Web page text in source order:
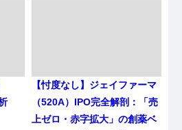
【忖度なし】ジェイファーマ
（520A）IPO完全解剖：「売
上ゼロ・赤字拡大」の創薬ベ